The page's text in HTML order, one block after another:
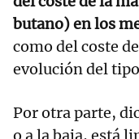
butano) en los
como del coste
evolución del
Por otra parte,
o a la baja, está